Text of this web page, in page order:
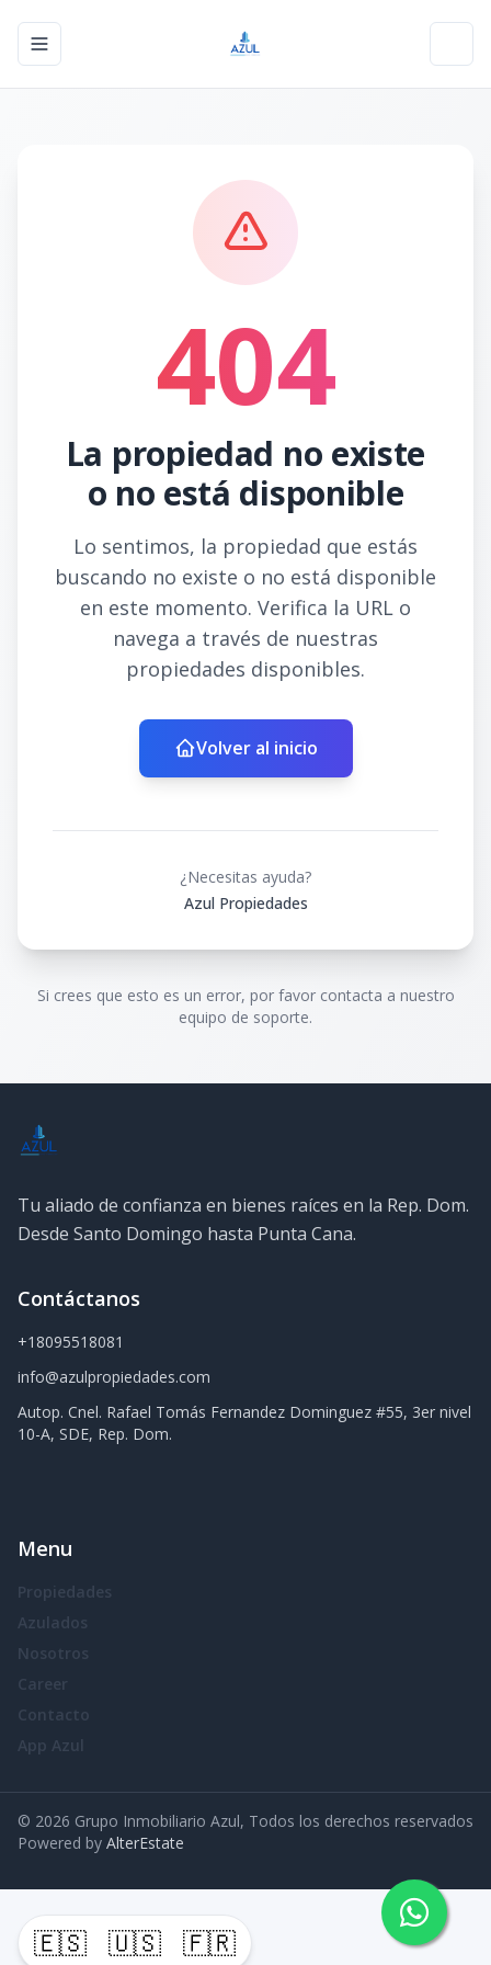
🇪🇸 🇺🇸 🇫🇷
Toggle navigation menu
404
La propiedad no existe
o no está disponible
Lo sentimos, la propiedad que estás
buscando no existe o no está disponible
en este momento. Verifica la URL o
navega a través de nuestras
propiedades disponibles.
Volver al inicio
¿Necesitas ayuda?
Azul Propiedades
Si crees que esto es un error, por favor contacta a nuestro
equipo de soporte.
Tu aliado de confianza en bienes raíces en la Rep. Dom.
Desde Santo Domingo hasta Punta Cana.
Contáctanos
+18095518081
info@azulpropiedades.com
Autop. Cnel. Rafael Tomás Fernandez Dominguez #55, 3er nivel
10-A, SDE, Rep. Dom.
Menu
Propiedades
Azulados
Nosotros
Career
Contacto
App Azul
© 2026 Grupo Inmobiliario Azul, Todos los derechos reservados
Powered by AlterEstate